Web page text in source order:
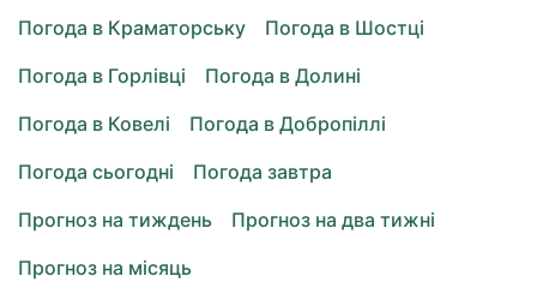
Погода в Краматорську
Погода в Шостці
Погода в Горлівці
Погода в Долині
Погода в Ковелі
Погода в Добропіллі
Погода сьогодні
Погода завтра
Прогноз на тиждень
Прогноз на два тижні
Прогноз на місяць